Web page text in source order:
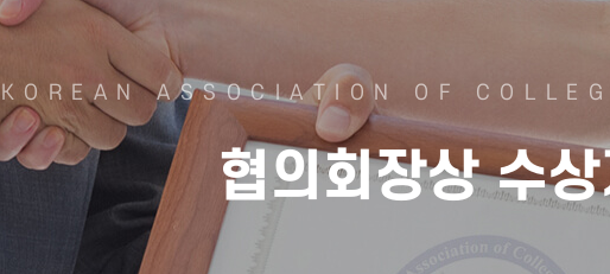
KOREAN ASSOCIATION OF
협의회장상 수